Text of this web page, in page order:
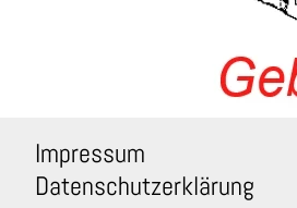
Impressum
Datenschutzerklärung